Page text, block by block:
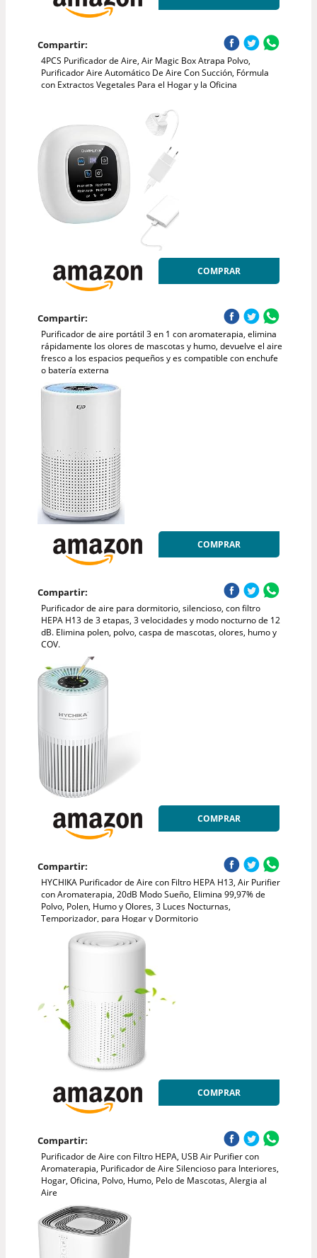
Compartir:
4PCS Purificador de Aire, Air Magic Box Atrapa Polvo,
Purificador Aire Automático De Aire Con Succión, Fórmula
con Extractos Vegetales Para el Hogar y la Oficina
COMPRAR
Compartir:
Purificador de aire portátil 3 en 1 con aromaterapia, elimina
rápidamente los olores de mascotas y humo, devuelve el aire
fresco a los espacios pequeños y es compatible con enchufe
o batería externa
COMPRAR
Compartir:
Purificador de aire para dormitorio, silencioso, con filtro
HEPA H13 de 3 etapas, 3 velocidades y modo nocturno de 12
dB. Elimina polen, polvo, caspa de mascotas, olores, humo y
COV.
COMPRAR
Compartir:
HYCHIKA Purificador de Aire con Filtro HEPA H13, Air Purifier
con Aromaterapia, 20dB Modo Sueño, Elimina 99,97% de
Polvo, Polen, Humo y Olores, 3 Luces Nocturnas,
Temporizador, para Hogar y Dormitorio
COMPRAR
Compartir:
Purificador de Aire con Filtro HEPA, USB Air Purifier con
Aromaterapia, Purificador de Aire Silencioso para Interiores,
Hogar, Oficina, Polvo, Humo, Pelo de Mascotas, Alergia al
Aire